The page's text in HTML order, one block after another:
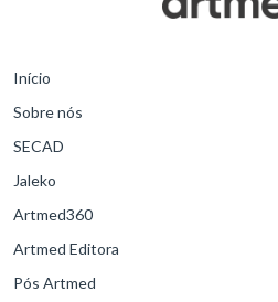
Início
Sobre nós
SECAD
Jaleko
Artmed360
Artmed Editora
Pós Artmed